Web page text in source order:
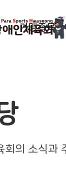
가맹종목
회의 소식과